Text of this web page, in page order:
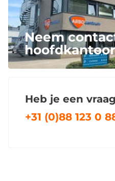
Neem
hoofdkantoor
Heb je een
+31 (0)88 123 0